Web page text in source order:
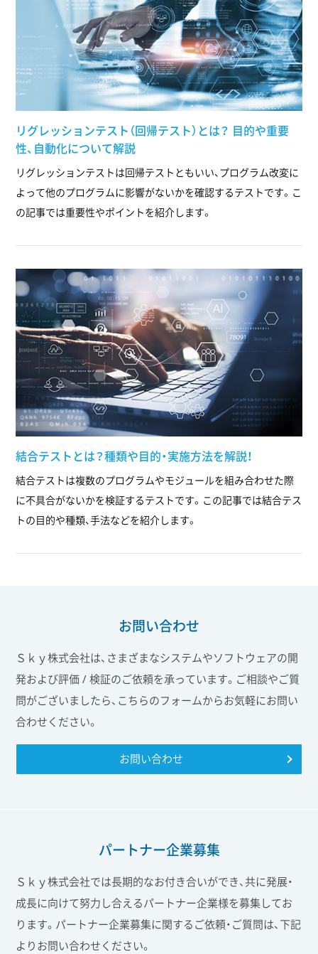
リグレッションテスト（回帰テスト）とは？ 目的や重要
性、自動化について解説
リグレッションテストは回帰テストともいい、プログラム改変に
よって他のプログラムに影響がないかを確認するテストです。こ
の記事では重要性やポイントを紹介します。
結合テストとは？種類や目的・実施方法を解説！
結合テストは複数のプログラムやモジュールを組み合わせた際
に不具合がないかを検証するテストです。この記事では結合テス
トの目的や種類、手法などを紹介します。
お問い合わせ
Ｓｋｙ株式会社は、さまざまなシステムやソフトウェアの開
発および評価 / 検証のご依頼を承っています。ご相談やご質
問がございましたら、こちらのフォームからお気軽にお問い
合わせください。
お問い合わせ
パートナー企業募集
Ｓｋｙ株式会社では長期的なお付き合いができ、共に発展・
成長に向けて努力し合えるパートナー企業様を募集してお
ります。パートナー企業募集に関するご依頼・ご質問は、下記
よりお問い合わせください。